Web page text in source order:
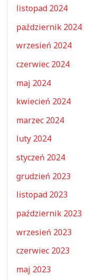
listopad 2024
październik 2024
wrzesień 2024
czerwiec 2024
maj 2024
kwiecień 2024
marzec 2024
luty 2024
styczeń 2024
grudzień 2023
listopad 2023
październik 2023
wrzesień 2023
czerwiec 2023
maj 2023